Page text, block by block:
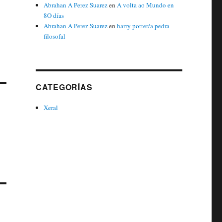
Abrahan A Perez SuarezenA volta ao Mundo en
8O días
Abrahan A Perez Suarezenharry potter/a pedra
filosofal
CATEGORÍAS
Xeral